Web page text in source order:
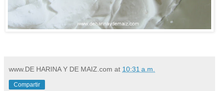
www.DE HARINA Y DE MAIZ.com at 10:31 a.m.
Compartir